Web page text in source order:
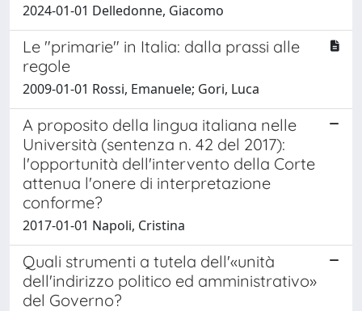
2024-01-01 Delledonne, Giacomo
Le "primarie" in Italia: dalla prassi alle
regole
2009-01-01 Rossi, Emanuele; Gori, Luca
A proposito della lingua italiana nelle
Università (sentenza n. 42 del 2017):
l'opportunità dell'intervento della Corte
attenua l'onere di interpretazione
conforme?
2017-01-01 Napoli, Cristina
Quali strumenti a tutela dell'«unità
dell'indirizzo politico ed amministrativo»
del Governo?